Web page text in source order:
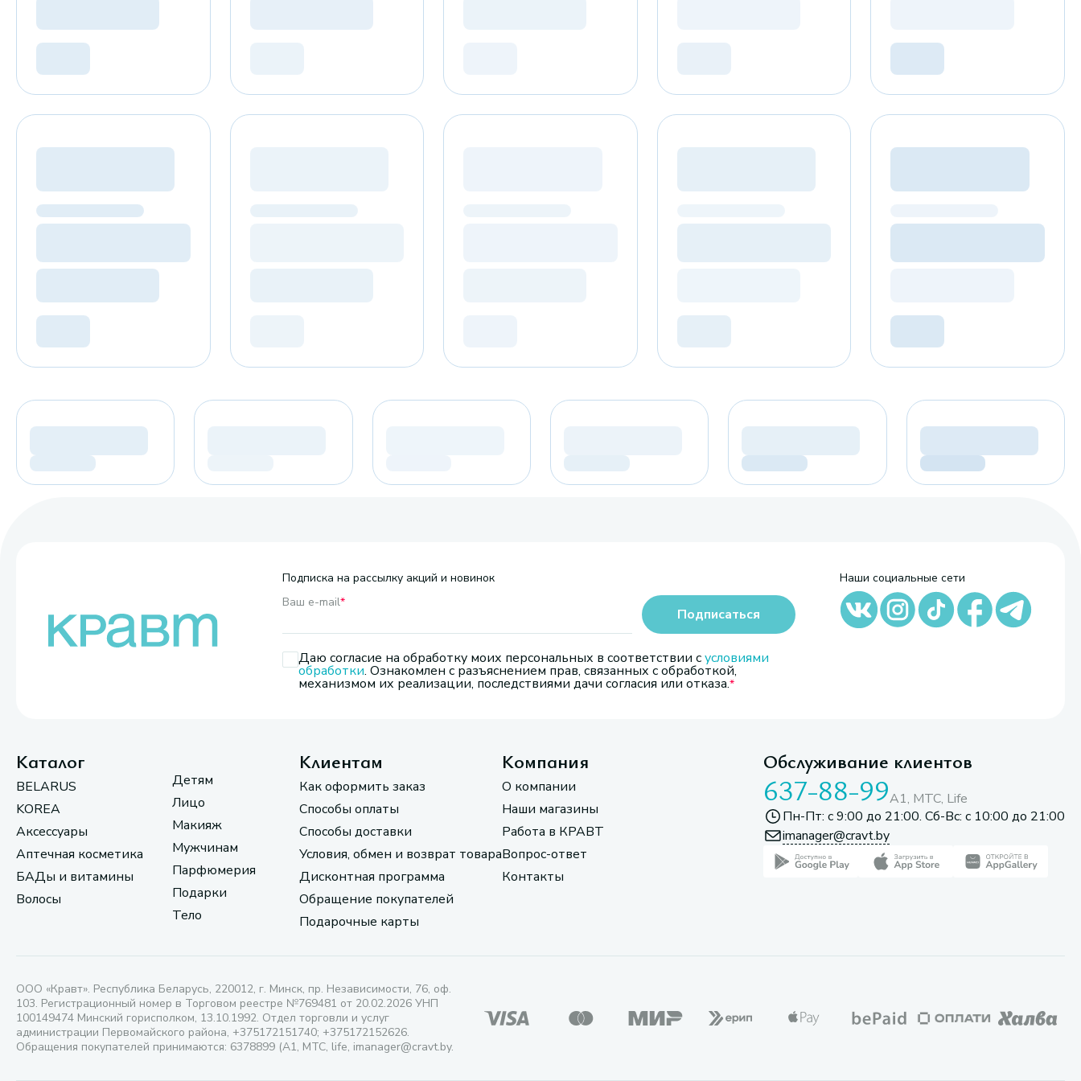
Подписка на рассылку акций и новинок
Ваш e-mail*
Даю согласие на обработку моих персональных в соответствии сусловиями
обработки. Ознакомлен с разъяснением прав, связанных с обработкой,
механизмом их реализации, последствиями дачи согласия или отказа.
Подписаться
Наши социальные сети
Каталог
BELARUS
KOREA
Аксессуары
Аптечная косметика
БАДы и витамины
Волосы
Детям
Лицо
Макияж
Мужчинам
Парфюмерия
Подарки
Тело
Клиентам
Как оформить заказ
Способы оплаты
Способы доставки
Условия, обмен и возврат товара
Дисконтная программа
Обращение покупателей
Подарочные карты
Компания
О компании
Наши магазины
Работа в КРАВТ
Вопрос-ответ
Контакты
Обслуживание клиентов
637-88-99A1, МТС, Life
Пн-Пт: с 9:00 до 21:00. Сб-Вс: с 10:00 до 21:00
imanager@cravt.by
ООО «Кравт». Республика Беларусь, 220012, г. Минск, пр. Независимости, 76, оф.
103. Регистрационный номер в Торговом реестре №769481 от 20.02.2026 УНП
100149474 Минский горисполком, 13.10.1992. Отдел торговли и услуг
администрации Первомайского района, +375172151740; +375172152626.
Обращения покупателей принимаются: 6378899 (А1, МТС, life, imanager@cravt.by.